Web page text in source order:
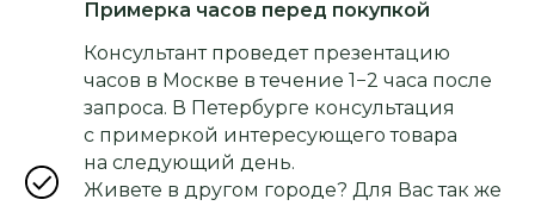
Примерка часов перед покупкой
Консультант проведет презентацию
часов в Москве в течение 1−2 часа после
запроса. В Петербурге консультация
с примеркой интересующего товара
на следующий день.
Живете в другом городе? Для Вас так же